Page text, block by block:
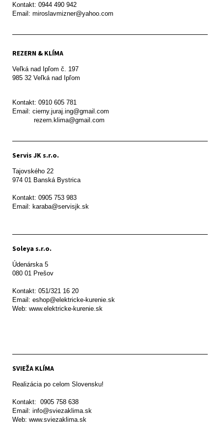
Kontakt: 0944 490 942
REZERN & KLÍMA
Veľká nad Ipľom č. 197
985 32 Veľká nad Ipľom
Kontakt: 0910 605 781
Email: cierny.juraj.ing@gmail.com
           rezern.klima@gmail.com
Servis JK s.r.o.
Tajovského 22
974 01 Banská Bystrica
Kontakt: 0905 753 983
Email: karaba@servisjk.sk
Soleya s.r.o.
Údenárska 5
080 01 Prešov
Kontakt: 051/321 16 20
Email: eshop@elektricke-kurenie.sk
Web: www.elektricke-kurenie.sk
SVIEŽA KLÍMA
Realizácia po celom Slovensku!
Kontakt:  0905 758 638
Email: info@sviezaklima.sk
Web: www.sviezaklima.sk